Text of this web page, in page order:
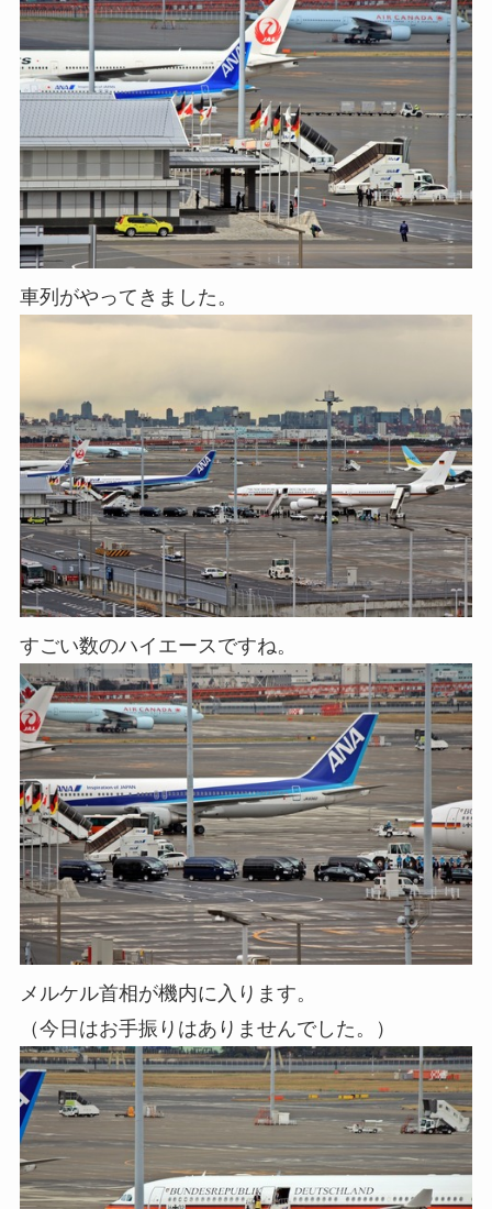
車列がやってきました。
すごい数のハイエースですね。
メルケル首相が機内に入ります。
（今日はお手振りはありませんでした。）